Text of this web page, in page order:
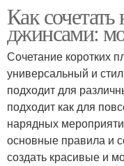
Как сочетать
джинсами:
Сочетание коротких
универсальный и
подходит для
подходит как для
нарядных
основные правила и
создать красивые и